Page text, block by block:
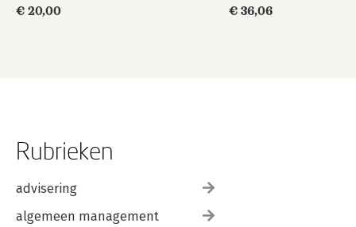
€ 20,00
€ 36,06
Rubrieken
advisering
algemeen management